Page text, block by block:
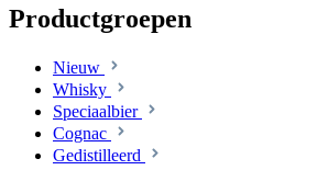
Productgroepen
Nieuw
Whisky
Speciaalbier
Cognac
Gedistilleerd